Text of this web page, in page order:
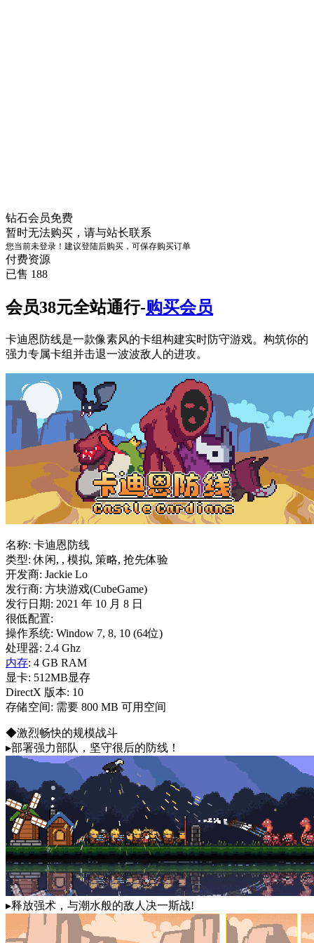
钻石会员免费
暂时无法购买，请与站长联系
您当前未登录！建议登陆后购买，可保存购买订单
付费资源
已售 188
会员38元全站通行-购买会员
卡迪恩防线是一款像素风的卡组构建实时防守游戏。构筑你的
强力专属卡组并击退一波波敌人的进攻。
名称: 卡迪恩防线
类型: 休闲, , 模拟, 策略, 抢先体验
开发商: Jackie Lo
发行商: 方块游戏(CubeGame)
发行日期: 2021 年 10 月 8 日
很低配置:
操作系统: Window 7, 8, 10 (64位)
处理器: 2.4 Ghz
内存: 4 GB RAM
显卡: 512MB显存
DirectX 版本: 10
存储空间: 需要 800 MB 可用空间
◆激烈畅快的规模战斗
▸部署强力部队，坚守很后的防线！
▸释放强术，与潮水般的敌人决一斯战!